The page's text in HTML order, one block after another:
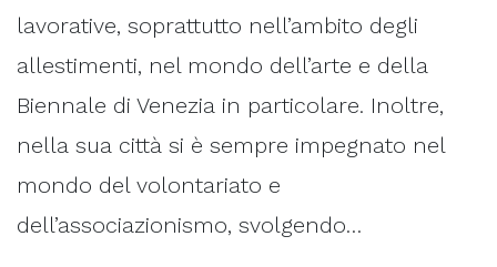
lavorative, soprattutto nell’ambito degli
allestimenti, nel mondo dell’arte e della
Biennale di Venezia in particolare. Inoltre,
nella sua città si è sempre impegnato nel
mondo del volontariato e
dell’associazionismo, svolgendo…